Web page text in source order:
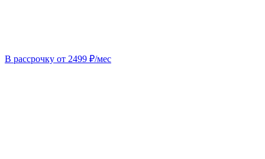
В рассрочку от 2499 ₽/мес